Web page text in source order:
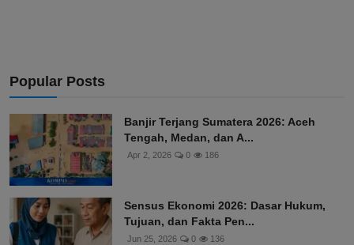
Popular Posts
Banjir Terjang Sumatera 2026: Aceh
Tengah, Medan, dan A...
Apr 2, 2026 0 186
Sensus Ekonomi 2026: Dasar Hukum,
Tujuan, dan Fakta Pen...
Jun 25, 2026 0 136